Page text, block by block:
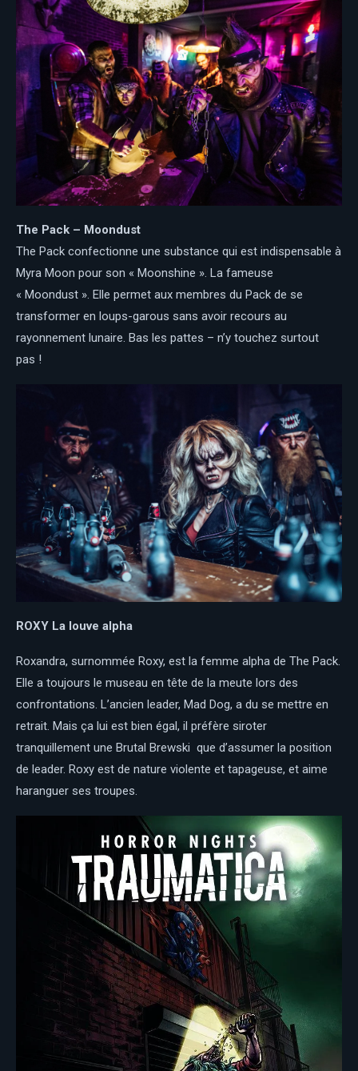
The Pack – Moondust
The Pack confectionne une substance qui est indispensable à
Myra Moon pour son « Moonshine ». La fameuse
« Moondust ». Elle permet aux membres du Pack de se
transformer en loups-garous sans avoir recours au
rayonnement lunaire. Bas les pattes – n’y touchez surtout
pas !
ROXY La louve alpha
Roxandra, surnommée Roxy, est la femme alpha de The Pack.
Elle a toujours le museau en tête de la meute lors des
confrontations. L’ancien leader, Mad Dog, a du se mettre en
retrait. Mais ça lui est bien égal, il préfère siroter
tranquillement une Brutal Brewski que d’assumer la position
de leader. Roxy est de nature violente et tapageuse, et aime
haranguer ses troupes.